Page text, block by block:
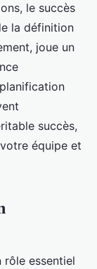
le succès
la définition
joue un
succès,
équipe et
rôle essentiel